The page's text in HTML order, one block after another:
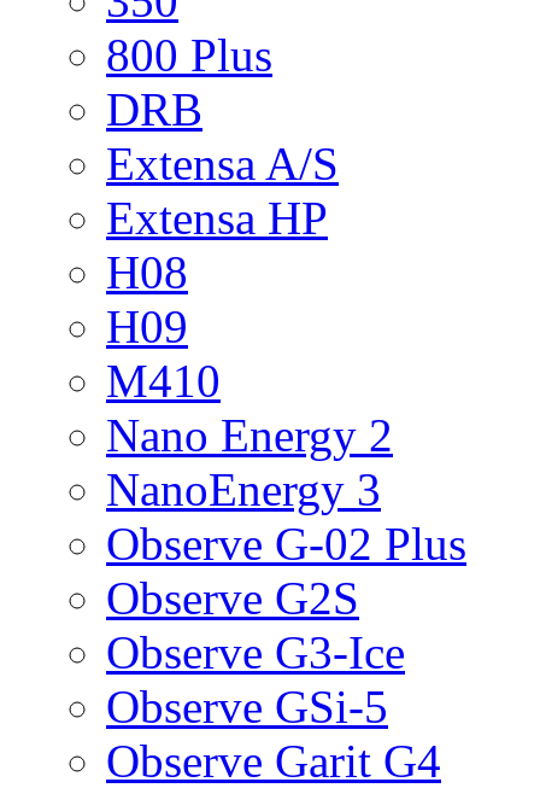
800 Plus
DRB
Extensa A/S
Extensa HP
H08
H09
M410
Nano Energy 2
NanoEnergy 3
Observe G-02 Plus
Observe G2S
Observe G3-Ice
Observe GSi-5
Observe Garit G4